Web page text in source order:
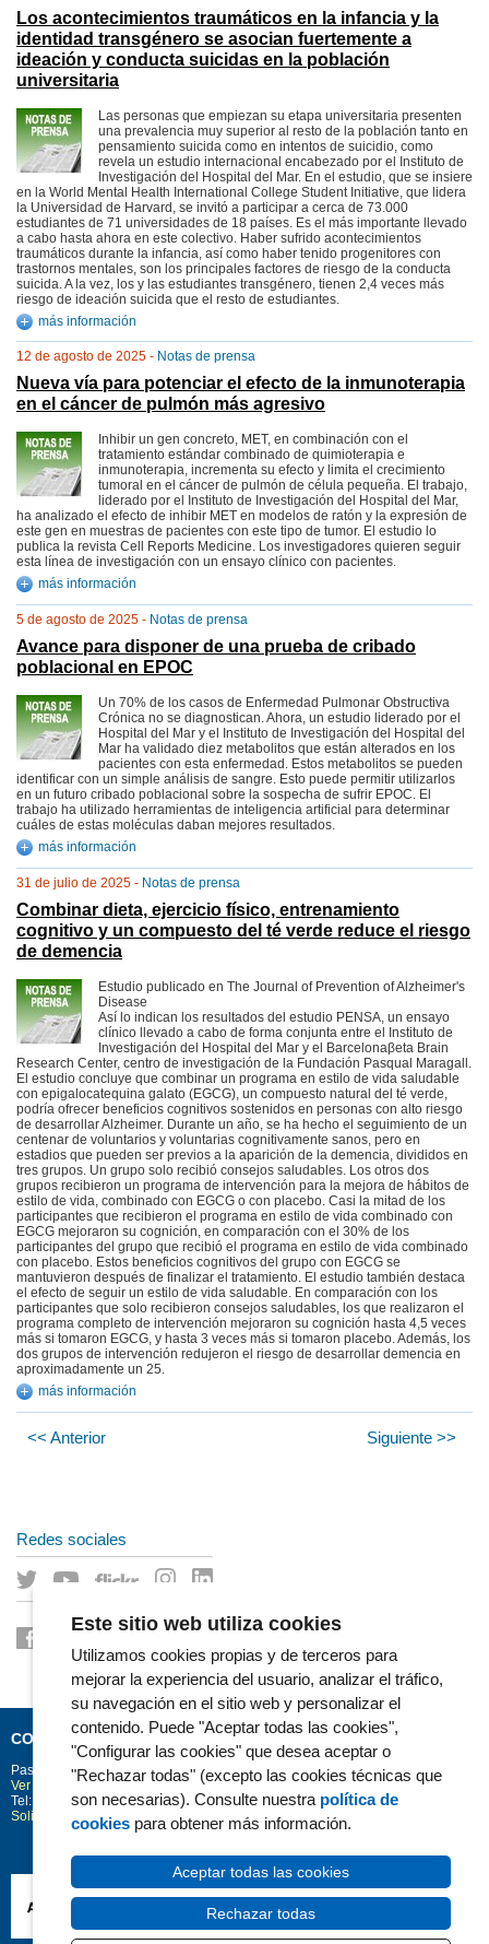
Los acontecimientos traumáticos en la infancia y la
identidad transgénero se asocian fuertemente a
ideación y conducta suicidas en la población
universitaria
Las personas que empiezan su etapa universitaria presenten
una prevalencia muy superior al resto de la población tanto en
pensamiento suicida como en intentos de suicidio, como
revela un estudio internacional encabezado por el Instituto de
Investigación del Hospital del Mar. En el estudio, que se insiere
en la World Mental Health International College Student Initiative, que lidera
la Universidad de Harvard, se invitó a participar a cerca de 73.000
estudiantes de 71 universidades de 18 países. Es el más importante llevado
a cabo hasta ahora en este colectivo. Haber sufrido acontecimientos
traumáticos durante la infancia, así como haber tenido progenitores con
trastornos mentales, son los principales factores de riesgo de la conducta
suicida. A la vez, los y las estudiantes transgénero, tienen 2,4 veces más
riesgo de ideación suicida que el resto de estudiantes.
más información
12 de agosto de 2025 - Notas de prensa
Nueva vía para potenciar el efecto de la inmunoterapia
en el cáncer de pulmón más agresivo
Inhibir un gen concreto, MET, en combinación con el
tratamiento estándar combinado de quimioterapia e
inmunoterapia, incrementa su efecto y limita el crecimiento
tumoral en el cáncer de pulmón de célula pequeña. El trabajo,
liderado por el Instituto de Investigación del Hospital del Mar,
ha analizado el efecto de inhibir MET en modelos de ratón y la expresión de
este gen en muestras de pacientes con este tipo de tumor. El estudio lo
publica la revista Cell Reports Medicine. Los investigadores quieren seguir
esta línea de investigación con un ensayo clínico con pacientes.
más información
5 de agosto de 2025 - Notas de prensa
Avance para disponer de una prueba de cribado
poblacional en EPOC
Un 70% de los casos de Enfermedad Pulmonar Obstructiva
Crónica no se diagnostican. Ahora, un estudio liderado por el
Hospital del Mar y el Instituto de Investigación del Hospital del
Mar ha validado diez metabolitos que están alterados en los
pacientes con esta enfermedad. Estos metabolitos se pueden
identificar con un simple análisis de sangre. Esto puede permitir utilizarlos
en un futuro cribado poblacional sobre la sospecha de sufrir EPOC. El
trabajo ha utilizado herramientas de inteligencia artificial para determinar
cuáles de estas moléculas daban mejores resultados.
más información
31 de julio de 2025 - Notas de prensa
Combinar dieta, ejercicio físico, entrenamiento
cognitivo y un compuesto del té verde reduce el riesgo
de demencia
Estudio publicado en The Journal of Prevention of Alzheimer's
Disease
Así lo indican los resultados del estudio PENSA, un ensayo
clínico llevado a cabo de forma conjunta entre el Instituto de
Investigación del Hospital del Mar y el Barcelonaβeta Brain
Research Center, centro de investigación de la Fundación Pasqual Maragall.
El estudio concluye que combinar un programa en estilo de vida saludable
con epigalocatequina galato (EGCG), un compuesto natural del té verde,
podría ofrecer beneficios cognitivos sostenidos en personas con alto riesgo
de desarrollar Alzheimer. Durante un año, se ha hecho el seguimiento de un
centenar de voluntarios y voluntarias cognitivamente sanos, pero en
estadios que pueden ser previos a la aparición de la demencia, divididos en
tres grupos. Un grupo solo recibió consejos saludables. Los otros dos
grupos recibieron un programa de intervención para la mejora de hábitos de
estilo de vida, combinado con EGCG o con placebo. Casi la mitad de los
participantes que recibieron el programa en estilo de vida combinado con
EGCG mejoraron su cognición, en comparación con el 30% de los
participantes del grupo que recibió el programa en estilo de vida combinado
con placebo. Estos beneficios cognitivos del grupo con EGCG se
mantuvieron después de finalizar el tratamiento. El estudio también destaca
el efecto de seguir un estilo de vida saludable. En comparación con los
participantes que solo recibieron consejos saludables, los que realizaron el
programa completo de intervención mejoraron su cognición hasta 4,5 veces
más si tomaron EGCG, y hasta 3 veces más si tomaron placebo. Además, los
dos grupos de intervención redujeron el riesgo de desarrollar demencia en
aproximadamente un 25.
más información
<< Anterior Siguiente >>
Redes sociales
CONTACTO
Passeig Marítim 25-29 Barcelona 08003
Ver la situación en Google Maps
Tel: 93 248 30 00 · Fax: 93 248 32 54
Solicitud de información
Este sitio web utiliza cookies
Utilizamos cookies propias y de terceros para
mejorar la experiencia del usuario, analizar el tráfico,
su navegación en el sitio web y personalizar el
contenido. Puede "Aceptar todas las cookies",
"Configurar las cookies" que desea aceptar o
"Rechazar todas" (excepto las cookies técnicas que
son necesarias). Consulte nuestra política de
cookies para obtener más información.
Aceptar todas las cookies
Rechazar todas